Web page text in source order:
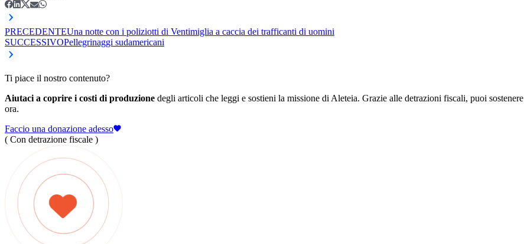
PRECEDENTEUna notte con i poliziotti di Ventimiglia a caccia dei trafficanti di uomini
SUCCESSIVOPellegrinaggi sudamericani
Ti piace il nostro contenuto?
Aiutaci a coprire i costi di produzione degli articoli che leggi e sostieni la missione di Aleteia. Grazie alle detrazioni fiscali, puoi sostenere
ora.
Faccio una donazione adesso
( Con detrazione fiscale )